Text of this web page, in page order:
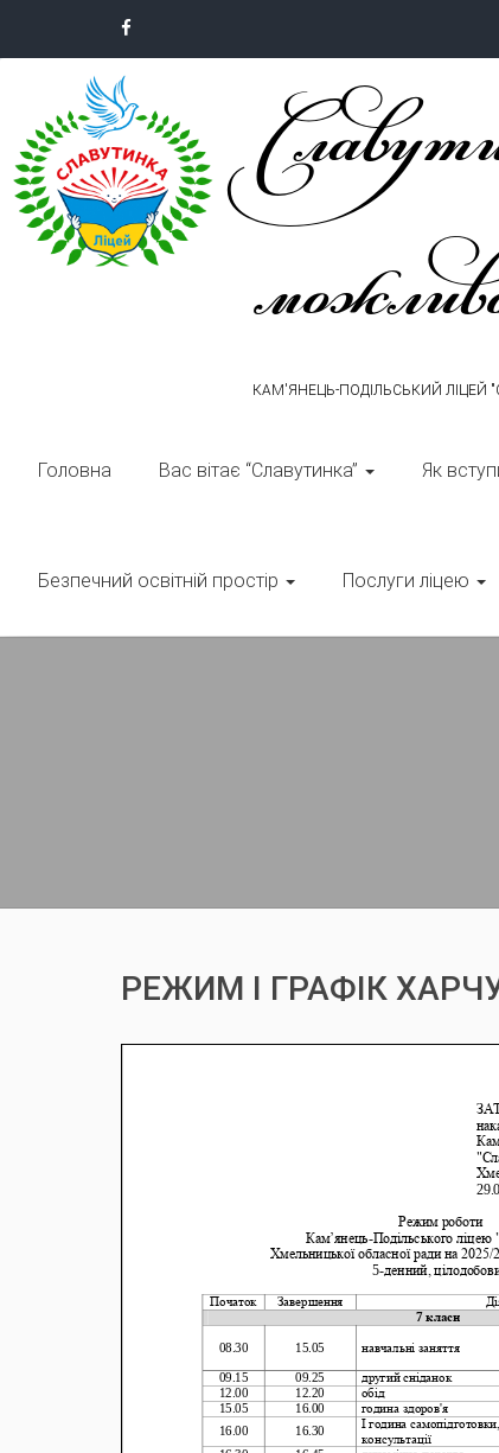
content
КАМ'ЯНЕЦЬ-ПОДІЛЬСЬКИЙ ЛІЦЕЙ
Головна Вас вітає “Славутинка” Як
Безпечний освітній простір Послуги ліцею
РЕЖИМ І ГРАФІК